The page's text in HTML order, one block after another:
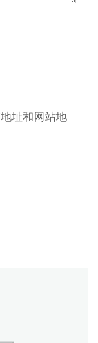
址和网站地